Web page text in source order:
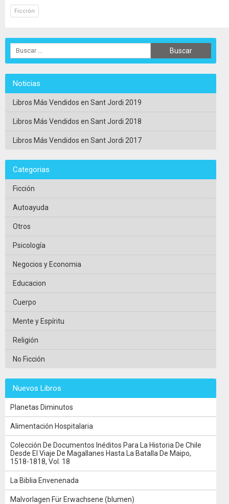
Ficción
Noticias
Libros Más Vendidos en Sant Jordi 2019
Libros Más Vendidos en Sant Jordi 2018
Libros Más Vendidos en Sant Jordi 2017
Categorias
Ficción
Autoayuda
Otros
Psicología
Negocios y Economia
Educacion
Cuerpo
Mente y Espíritu
Religión
No Ficción
Nuevos Libros
Planetas Diminutos
Alimentación Hospitalaria
Colección De Documentos Inéditos Para La Historia De Chile
Desde El Viaje De Magallanes Hasta La Batalla De Maipo,
1518-1818, Vol. 18
La Biblia Envenenada
Malvorlagen Für Erwachsene (blumen)